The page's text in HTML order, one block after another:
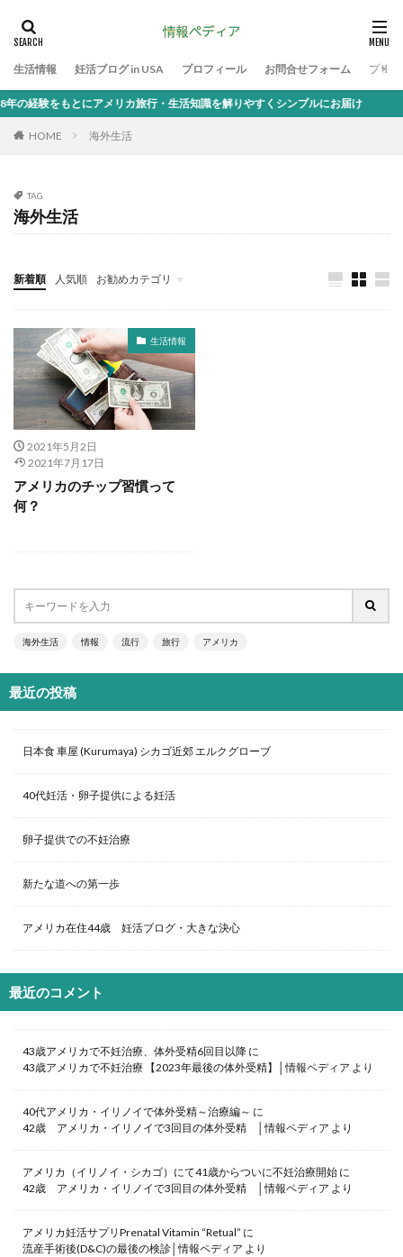
生活情報 妊活ブログ in USA プロフィール お問合せフォーム プラ
験をもとにアメリカ旅行・生活知識を解りやすくシンプルにお届け
HOME 海外生活
TAG
海外生活
新着順 人気順 お勧めカテゴリ
生活情報
生活情報
2021年5月2日
2021年7月17日
アメリカのチップ習慣って
何？
海外生活 情報 流行 旅行 アメリカ
最近の投稿
日本食 車屋 (Kurumaya) シカゴ近郊 エルクグローブ
40代妊活・卵子提供による妊活
卵子提供での不妊治療
新たな道への第一歩
アメリカ在住44歳 妊活ブログ・大きな決心
最近のコメント
43歳アメリカで不妊治療、体外受精6回目以降 に
43歳アメリカで不妊治療 【2023年最後の体外受精】│情報ペディア より
40代アメリカ・イリノイで体外受精～治療編～ に
42歳 アメリカ・イリノイで3回目の体外受精 │情報ペディア より
アメリカ（イリノイ・シカゴ）にて41歳からついに不妊治療開始 に
42歳 アメリカ・イリノイで3回目の体外受精 │情報ペディア より
アメリカ妊活サプリPrenatal Vitamin “Retual” に
流産手術後(D&C)の最後の検診│情報ペディア より